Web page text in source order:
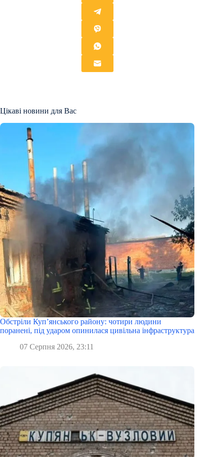
Цікаві новини для Вас
Обстріли Куп’янського району: чотири людини
поранені, під ударом опинилася цивільна інфраструктура
07 Серпня 2026, 23:11